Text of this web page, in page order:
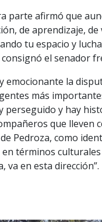
parte afirmó que
de aprendizaje,
tu espacio y
el senador
emocionante la
más
perseguido y hay
que lleven
Pedroza, como
términos
va en esta dirección”.